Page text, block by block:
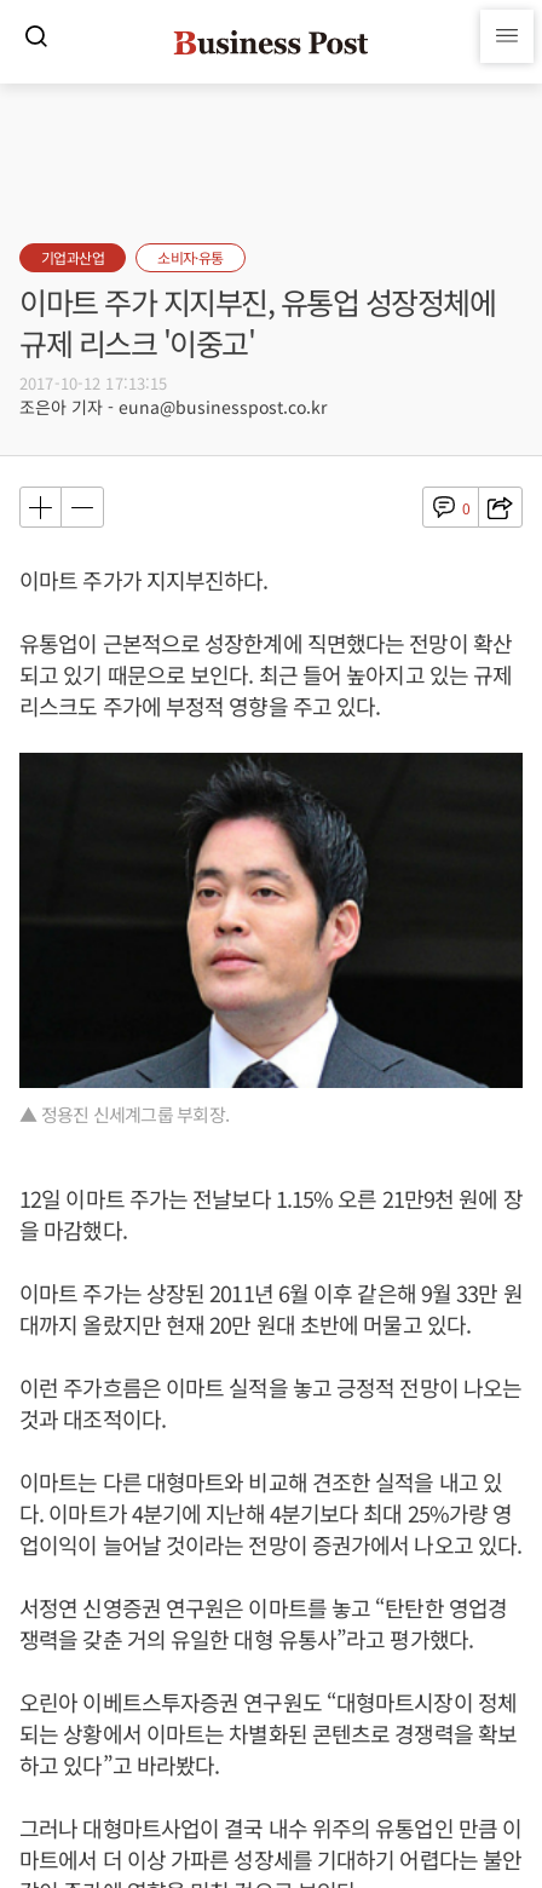
기업과산업 소비자·유통
이마트 주가 지지부진, 유통업 성장정체에
규제 리스크 '이중고'
2017-10-12 17:13:15
조은아 기자 - euna@businesspost.co.kr
0
이마트 주가가 지지부진하다.
유통업이 근본적으로 성장한계에 직면했다는 전망이 확산
되고 있기 때문으로 보인다. 최근 들어 높아지고 있는 규제
리스크도 주가에 부정적 영향을 주고 있다.
▲ 정용진 신세계그룹 부회장.
12일 이마트 주가는 전날보다 1.15% 오른 21만9천 원에 장
을 마감했다.
이마트 주가는 상장된 2011년 6월 이후 같은해 9월 33만 원
대까지 올랐지만 현재 20만 원대 초반에 머물고 있다.
이런 주가흐름은 이마트 실적을 놓고 긍정적 전망이 나오는
것과 대조적이다.
이마트는 다른 대형마트와 비교해 견조한 실적을 내고 있
다. 이마트가 4분기에 지난해 4분기보다 최대 25%가량 영
업이익이 늘어날 것이라는 전망이 증권가에서 나오고 있다.
서정연 신영증권 연구원은 이마트를 놓고 “탄탄한 영업경
쟁력을 갖춘 거의 유일한 대형 유통사”라고 평가했다.
오린아 이베트스투자증권 연구원도 “대형마트시장이 정체
되는 상황에서 이마트는 차별화된 콘텐츠로 경쟁력을 확보
하고 있다”고 바라봤다.
그러나 대형마트사업이 결국 내수 위주의 유통업인 만큼 이
마트에서 더 이상 가파른 성장세를 기대하기 어렵다는 불안